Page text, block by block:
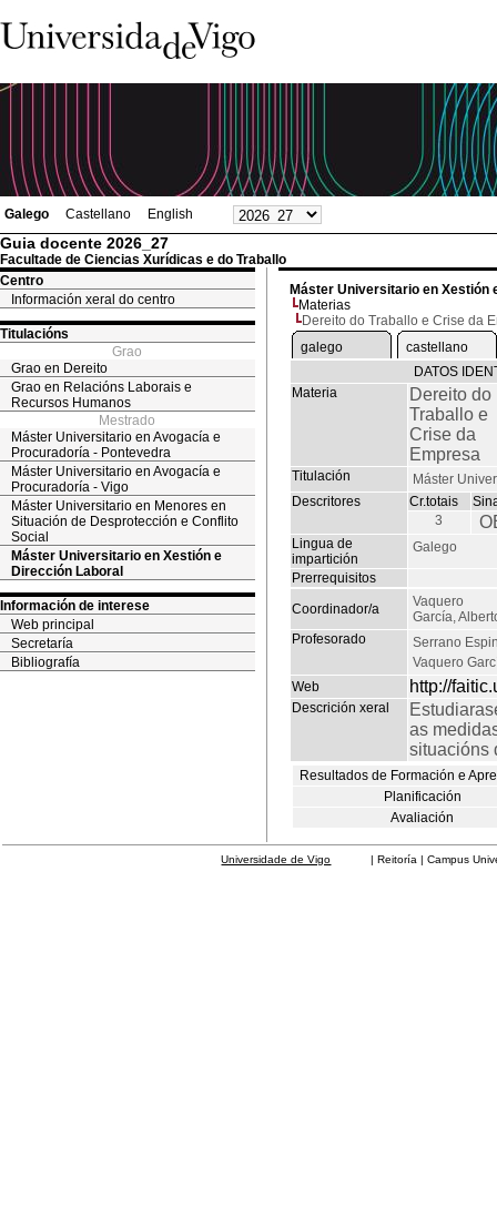
Galego Castellano English
Guia docente 2026_27
Facultade de Ciencias Xurídicas e do Traballo
Centro
Información xeral do centro
Titulacións
Grao
Grao en Dereito
Grao en Relacións Laborais e
Recursos Humanos
Mestrado
Máster Universitario en Avogacía e
Procuradoría - Pontevedra
Máster Universitario en Avogacía e
Procuradoría - Vigo
Máster Universitario en Menores en
Situación de Desprotección e Conflito
Social
Máster Universitario en Xestión e
Dirección Laboral
Información de interese
Web principal
Secretaría
Bibliografía
Máster Universitario en Xestión
Materias
Dereito do Traballo e Crise da
galego
castellano
DATOS
Materia
Dereito do
Traballo e
Crise da
Empresa
Titulación
Máster
Descritores
Cr.totais
3
Lingua de
impartición
Galego
Prerrequisitos
Coordinador/a
Vaquero
García,
Profesorado
Serrano
Vaquero
Web
http://
Descrición xeral
as
situacións
Resultados de Formación e
Planificación
Avaliación
Universidade de Vigo | Reitoría | Campus